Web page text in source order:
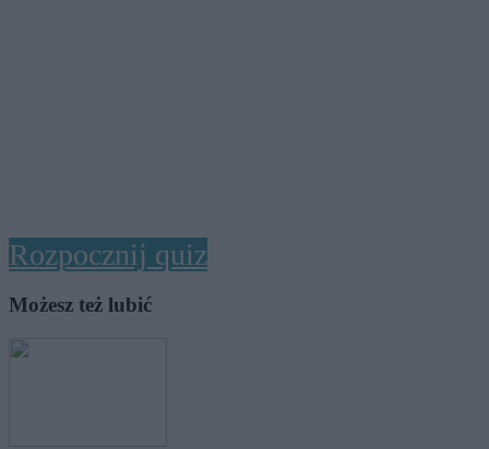
Rozpocznij quiz
Możesz też lubić